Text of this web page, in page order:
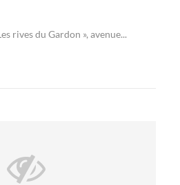
rives du Gardon », avenue...